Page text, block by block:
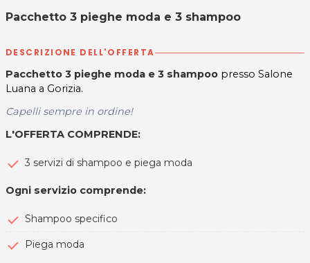
Pacchetto 3 pieghe moda e 3 shampoo
DESCRIZIONE DELL'OFFERTA
Pacchetto 3 pieghe moda e 3 shampoo presso Salone
Luana a Gorizia.
Capelli sempre in ordine!
L'OFFERTA COMPRENDE:
3 servizi di shampoo e piega moda
Ogni servizio comprende:
Shampoo specifico
Piega moda